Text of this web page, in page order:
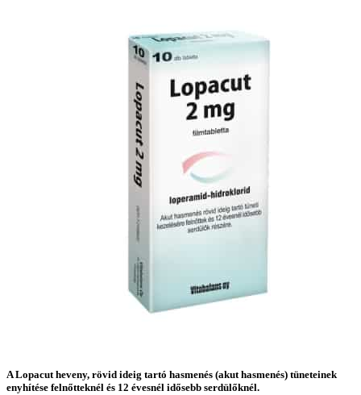
A Lopacut heveny, rövid ideig tartó hasmenés (akut hasmenés) tüneteinek
enyhítése felnőtteknél és 12 évesnél idősebb serdülőknél.